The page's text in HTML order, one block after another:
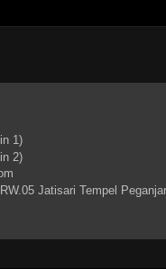
1)
2)
Jatisari Tempel